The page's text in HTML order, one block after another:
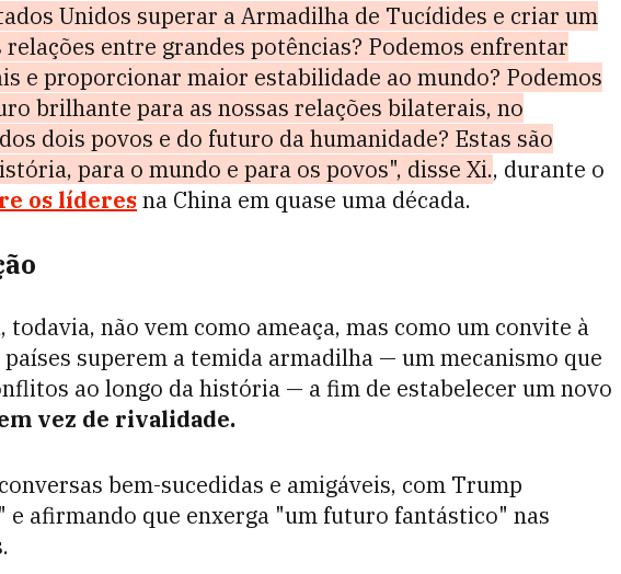
Unidos superar a Armadilha de Tucídides e criar um
entre grandes potências? Podemos enfrentar
e proporcionar maior estabilidade ao mundo? Podemos
brilhante para as nossas relações bilaterais, no
dois povos e do futuro da humanidade? Estas são
para o mundo e para os povos", disse Xi., durante o
os líderesna China em quase uma década.
não vem como ameaça, mas como um convite à
superem a temida armadilha — um mecanismo que
ao longo da história — a fim de estabelecer um novo
vez de rivalidade.
bem-sucedidas e amigáveis, com Trump
e afirmando que enxerga "um futuro fantástico" nas